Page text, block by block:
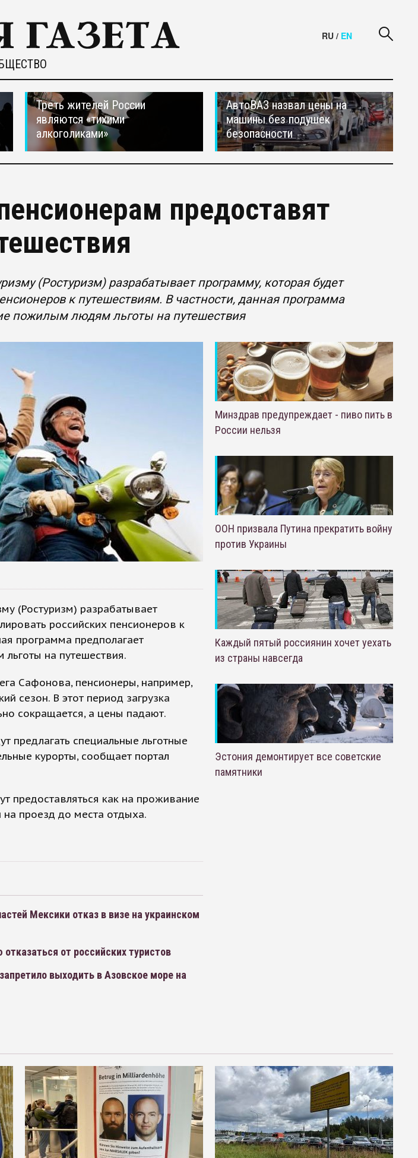
RU / EN
Треть жителей России
являются «тихими
алкоголиками»
АвтоВАЗ назвал цены на
машины без подушек
безопасности
предоставят
(Ростуризм) разрабатывает программу, которая будет
к путешествиям. В частности, данная программа
пожилым людям льготы на путешествия
(Ростуризм) разрабатывает
российских пенсионеров к
программа предполагает
на путешествия.
Сафонова, пенсионеры, например,
сезон. В этот период загрузка
сокращается, а цены падают.
предлагать специальные льготные
курорты, сообщает портал
предоставляться как на проживание
на проезд до места отдыха.
Мексики отказ в визе на украинском
от российских туристов
выходить в Азовское море на
Минздрав предупреждает - пиво пить в
России нельзя
ООН призвала Путина прекратить войну
против Украины
Каждый пятый россиянин хочет уехать
из страны навсегда
Эстония демонтирует все советские
памятники